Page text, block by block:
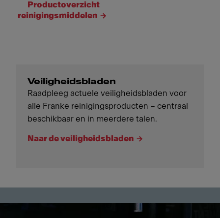
Productoverzicht
reinigingsmiddelen
Veiligheidsbladen
Raadpleeg actuele veiligheidsbladen voor
alle Franke reinigingsproducten – centraal
beschikbaar en in meerdere talen.
Naar de veiligheidsbladen